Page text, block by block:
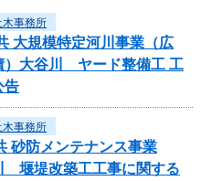
木事務所
大規模特定河川事業（広
）大谷川 ヤード整備工 工
告
木事務所
砂防メンテナンス事業
堰堤改築工工事に関する